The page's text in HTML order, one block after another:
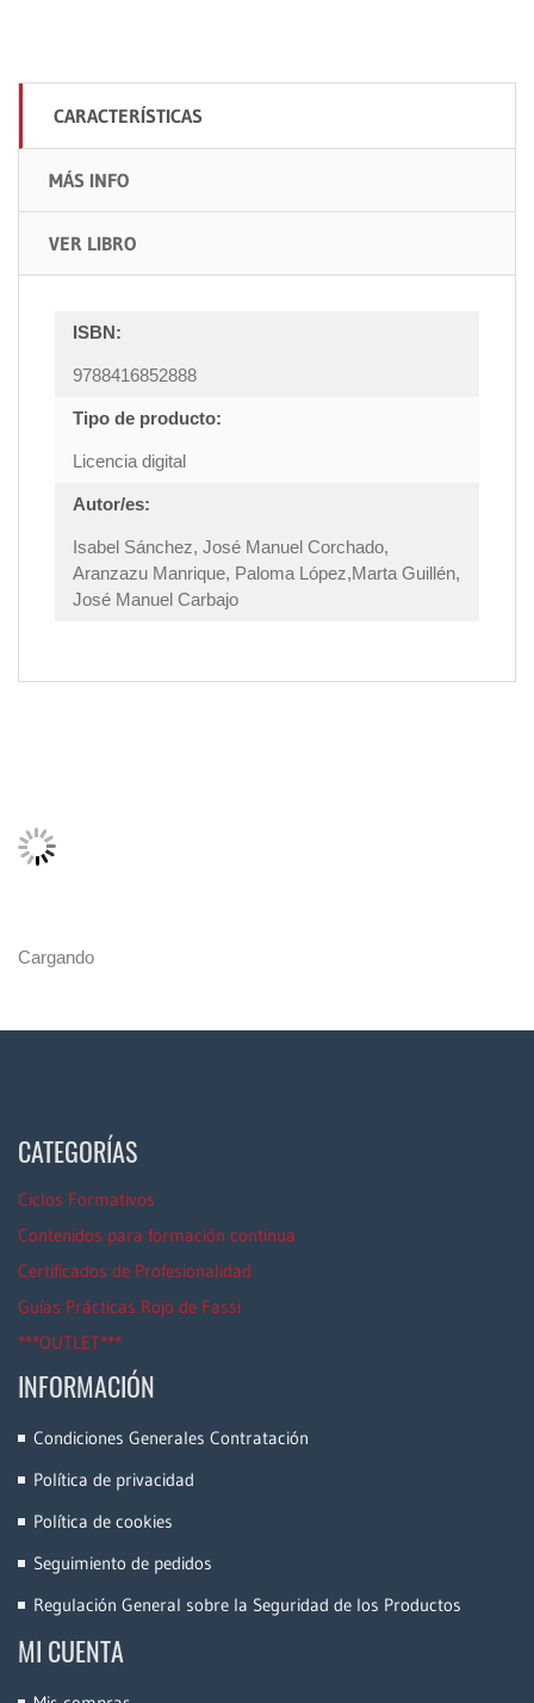
CARACTERÍSTICAS
MÁS INFO
VER LIBRO
ISBN:
9788416852888
Tipo de producto:
Licencia digital
Autor/es:
Isabel Sánchez, José Manuel Corchado,
Aranzazu Manrique, Paloma López,Marta Guillén,
José Manuel Carbajo
Cargando
CATEGORÍAS
Ciclos Formativos
Contenidos para formación continua
Certificados de Profesionalidad
Guías Prácticas Rojo de Fassi
***OUTLET***
INFORMACIÓN
Condiciones Generales Contratación
Política de privacidad
Política de cookies
Seguimiento de pedidos
Regulación General sobre la Seguridad de los Productos
MI CUENTA